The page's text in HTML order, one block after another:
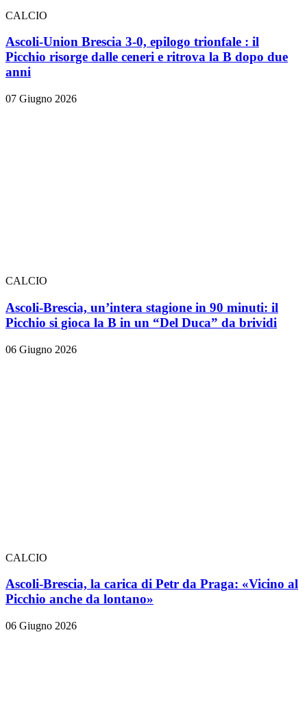
CALCIO
Ascoli-Union Brescia 3-0, epilogo trionfale : il
Picchio risorge dalle ceneri e ritrova la B dopo due
anni
07 Giugno 2026
CALCIO
Ascoli-Brescia, un’intera stagione in 90 minuti: il
Picchio si gioca la B in un “Del Duca” da brividi
06 Giugno 2026
CALCIO
Ascoli-Brescia, la carica di Petr da Praga: «Vicino al
Picchio anche da lontano»
06 Giugno 2026